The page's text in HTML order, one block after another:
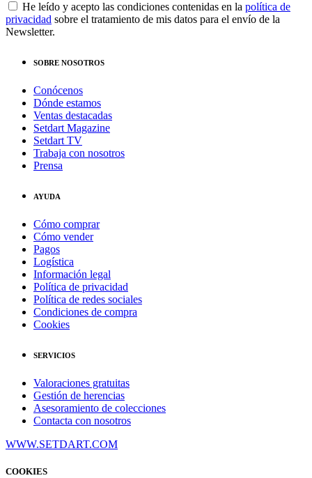
He leído y acepto las condiciones contenidas en la política de
privacidad sobre el tratamiento de mis datos para el envío de la
Newsletter.
SOBRE NOSOTROS
Conócenos
Dónde estamos
Ventas destacadas
Setdart Magazine
Setdart TV
Trabaja con nosotros
Prensa
AYUDA
Cómo comprar
Cómo vender
Pagos
Logística
Información legal
Política de privacidad
Política de redes sociales
Condiciones de compra
Cookies
SERVICIOS
Valoraciones gratuitas
Gestión de herencias
Asesoramiento de colecciones
Contacta con nosotros
WWW.SETDART.COM
COOKIES